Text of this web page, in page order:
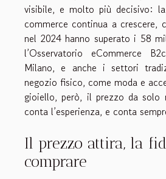
visibile, e molto più decisivo:
commerce continua a crescere,
nel 2024 hanno superato i 58
l’Osservatorio eCommerce
Milano, e anche i settori
negozio fisico, come moda e
gioiello, però, il prezzo da solo
conta l’esperienza, e conta
Il prezzo attira, la
comprare